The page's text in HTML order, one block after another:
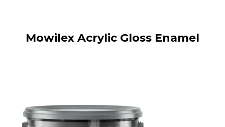
Mowilex Acrylic Gloss Enamel